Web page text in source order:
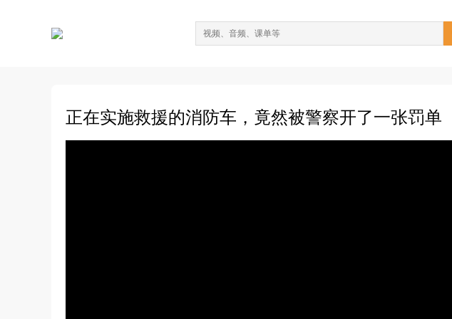
正在实施救援的消防车，竟然被警察开了一张罚单